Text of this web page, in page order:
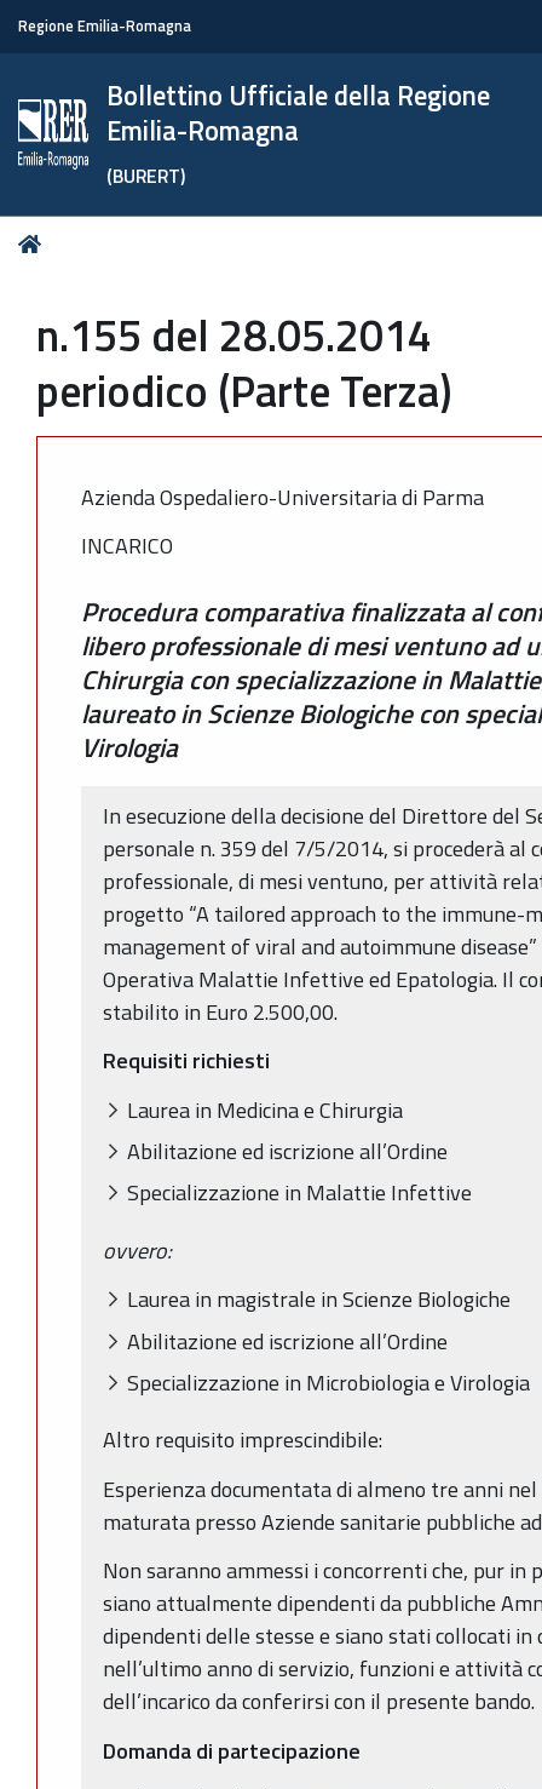
Regione Emilia-Romagna
Bollettino Ufficiale della Regione
Emilia-Romagna
(BURERT)
Tu
n.155 del 28.05.2014
periodico (Parte Terza)
Azienda Ospedaliero-Universitaria di Parma
INCARICO
Procedura comparativa finalizzata al
libero professionale di mesi ventuno ad
Chirurgia con specializzazione in
laureato in Scienze Biologiche con
Virologia
In esecuzione della decisione del Direttore del
personale n. 359 del 7/5/2014, si procederà al
professionale, di mesi ventuno, per attività
progetto “A tailored approach to the immune-
management of viral and autoimmune
Operativa Malattie Infettive ed Epatologia. Il
stabilito in Euro 2.500,00.
Requisiti richiesti
Laurea in Medicina e Chirurgia
Abilitazione ed iscrizione all’Ordine
Specializzazione in Malattie Infettive
ovvero:
Laurea in magistrale in Scienze Biologiche
Abilitazione ed iscrizione all’Ordine
Specializzazione in Microbiologia e Virologia
Altro requisito imprescindibile:
Esperienza documentata di almeno tre anni
maturata presso Aziende sanitarie pubbliche
Non saranno ammessi i concorrenti che, pur in
siano attualmente dipendenti da pubbliche
dipendenti delle stesse e siano stati collocati in
nell’ultimo anno di servizio, funzioni e attività
dell’incarico da conferirsi con il presente bando.
Domanda di partecipazione